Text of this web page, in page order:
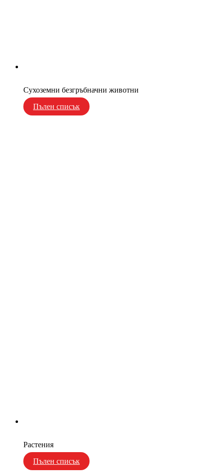
Сухоземни безгръбначни животни
Пълен списък
Растения
Пълен списък